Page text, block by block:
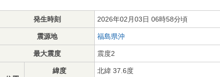
発生時刻 2026年02月03日 06時58分頃
震源地 福島県沖
最大震度 震度2
緯度 北緯 37.6度